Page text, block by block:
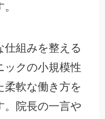
仕組みを整える
ックの小規模性
柔軟な働き方を
。院長の一言や